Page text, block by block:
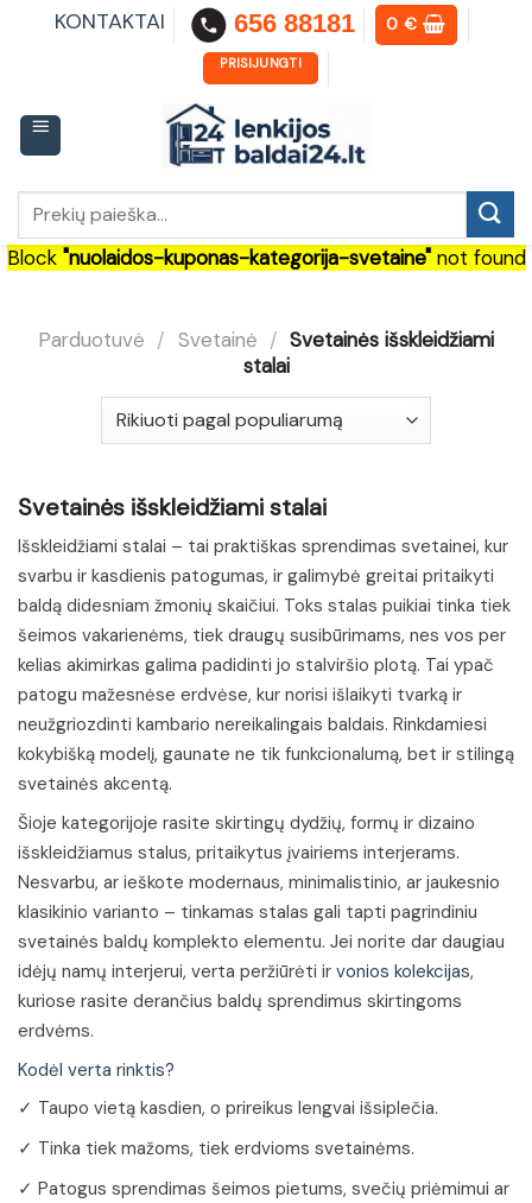
KONTAKTAI 656 88181 0€
PRISIJUNGTI
Block "nuolaidos-kuponas-kategorija-svetaine"not found
Parduotuvė / Svetainė / Svetainės išskleidžiami
stalai
Svetainės išskleidžiami stalai
Išskleidžiami stalai – tai praktiškas sprendimas svetainei, kur
svarbu ir kasdienis patogumas, ir galimybė greitai pritaikyti
baldą didesniam žmonių skaičiui. Toks stalas puikiai tinka tiek
šeimos vakarienėms, tiek draugų susibūrimams, nes vos per
kelias akimirkas galima padidinti jo stalviršio plotą. Tai ypač
patogu mažesnėse erdvėse, kur norisi išlaikyti tvarką ir
neužgriozdinti kambario nereikalingais baldais. Rinkdamiesi
kokybišką modelį, gaunate ne tik funkcionalumą, bet ir stilingą
svetainės akcentą.
Šioje kategorijoje rasite skirtingų dydžių, formų ir dizaino
išskleidžiamus stalus, pritaikytus įvairiems interjerams.
Nesvarbu, ar ieškote modernaus, minimalistinio, ar jaukesnio
klasikinio varianto – tinkamas stalas gali tapti pagrindiniu
svetainės baldų komplekto elementu. Jei norite dar daugiau
idėjų namų interjerui, verta peržiūrėti ir vonios kolekcijas,
kuriose rasite derančius baldų sprendimus skirtingoms
erdvėms.
Kodėl verta rinktis?
✓ Taupo vietą kasdien, o prireikus lengvai išsiplečia.
✓ Tinka tiek mažoms, tiek erdvioms svetainėms.
✓ Patogus sprendimas šeimos pietums, svečių priėmimui ar